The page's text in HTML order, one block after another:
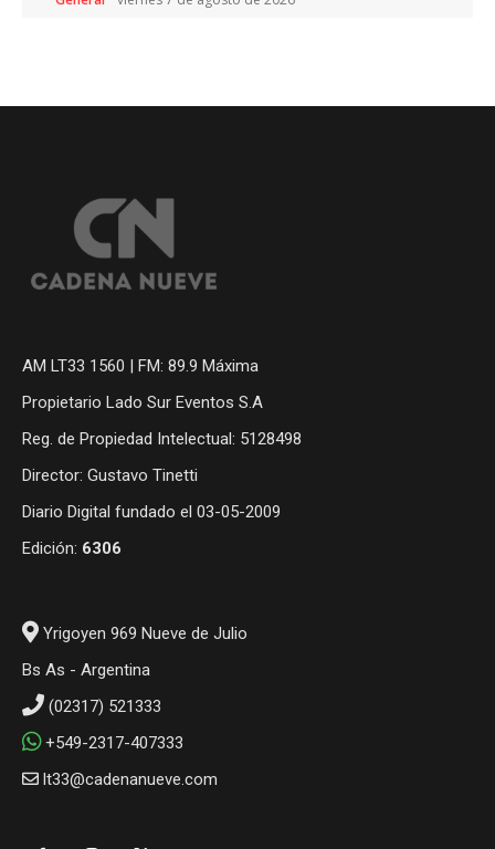
AM LT33 1560 | FM: 89.9 Máxima
Propietario Lado Sur Eventos S.A
Reg. de Propiedad Intelectual: 5128498
Director: Gustavo Tinetti
Diario Digital fundado el 03-05-2009
Edición: 6306
Yrigoyen 969 Nueve de Julio
Bs As - Argentina
(02317) 521333
+549-2317-407333
lt33@cadenanueve.com